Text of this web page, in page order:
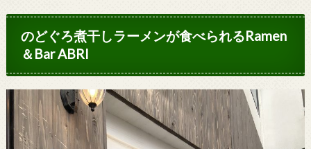
のどぐろ煮干しラーメンが食べられるRamen
＆Bar ABRI